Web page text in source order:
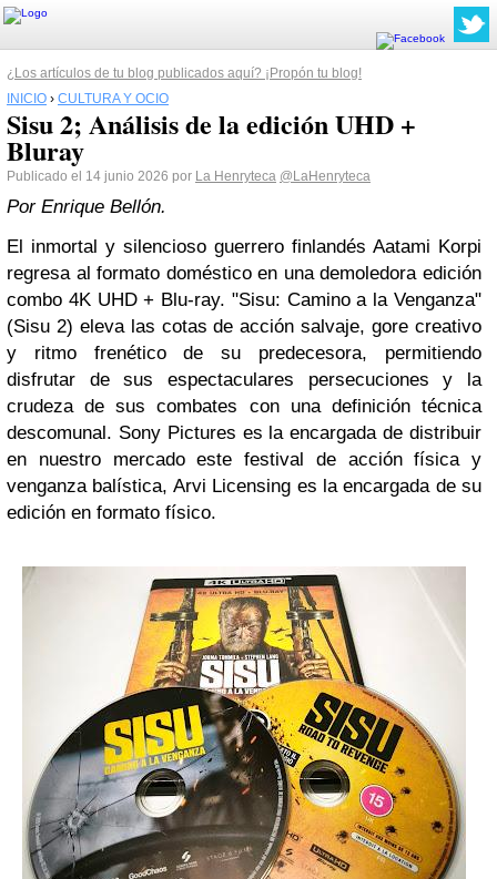
¿Los artículos de tu blog publicados aquí? ¡Propón tu blog!
INICIO › CULTURA Y OCIO
Sisu 2; Análisis de la edición UHD +
Bluray
Publicado el 14 junio 2026 por La Henryteca @LaHenryteca
Por Enrique Bellón.
El inmortal y silencioso guerrero finlandés Aatami Korpi
regresa al formato doméstico en una demoledora edición
combo 4K UHD + Blu-ray. "Sisu: Camino a la Venganza"
(Sisu 2) eleva las cotas de acción salvaje, gore creativo
y ritmo frenético de su predecesora, permitiendo
disfrutar de sus espectaculares persecuciones y la
crudeza de sus combates con una definición técnica
descomunal. Sony Pictures es la encargada de distribuir
en nuestro mercado este festival de acción física y
venganza balística, Arvi Licensing es la encargada de su
edición en formato físico.